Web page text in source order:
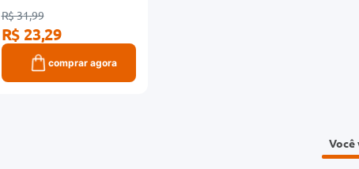
R$ 31,99
R$ 23,29
comprar agora
Você